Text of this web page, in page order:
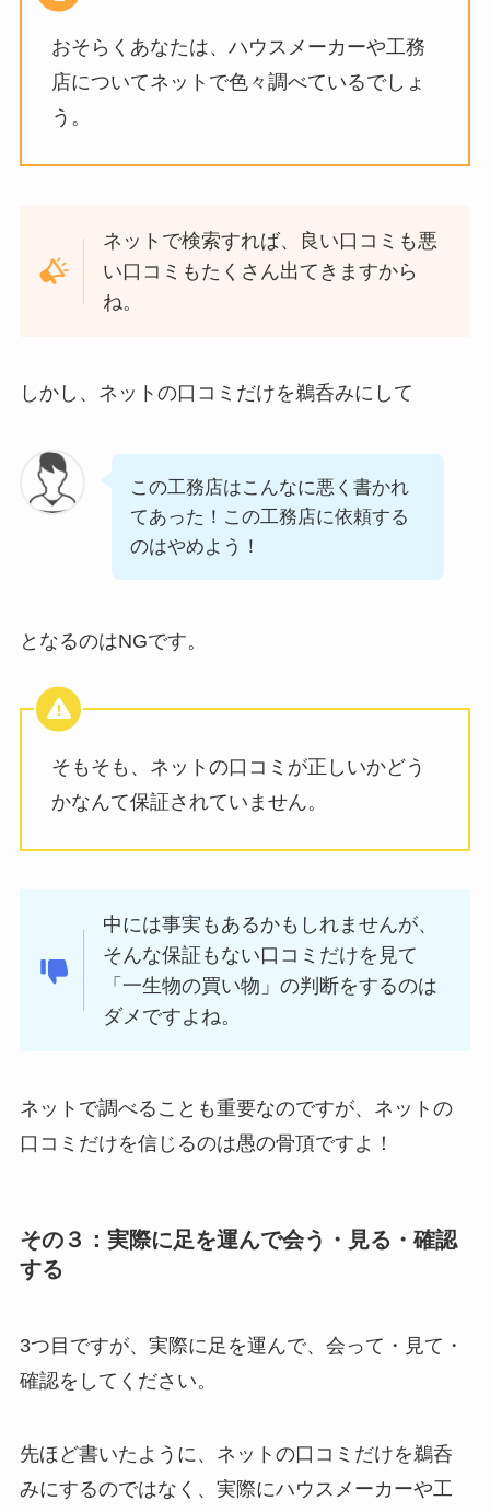
おそらくあなたは、ハウスメーカーや工務
店についてネットで色々調べているでしょ
う。
ネットで検索すれば、良い口コミも悪
い口コミもたくさん出てきますから
ね。
しかし、ネットの口コミだけを鵜呑みにして
この工務店はこんなに悪く書かれ
てあった！この工務店に依頼する
のはやめよう！
となるのはNGです。
そもそも、ネットの口コミが正しいかどう
かなんて保証されていません。
中には事実もあるかもしれませんが、
そんな保証もない口コミだけを見て
「一生物の買い物」の判断をするのは
ダメですよね。
ネットで調べることも重要なのですが、ネットの
口コミだけを信じるのは愚の骨頂ですよ！
その３：実際に足を運んで会う・見る・確認
する
3つ目ですが、実際に足を運んで、会って・見て・
確認をしてください。
先ほど書いたように、ネットの口コミだけを鵜呑
みにするのではなく、実際にハウスメーカーや工